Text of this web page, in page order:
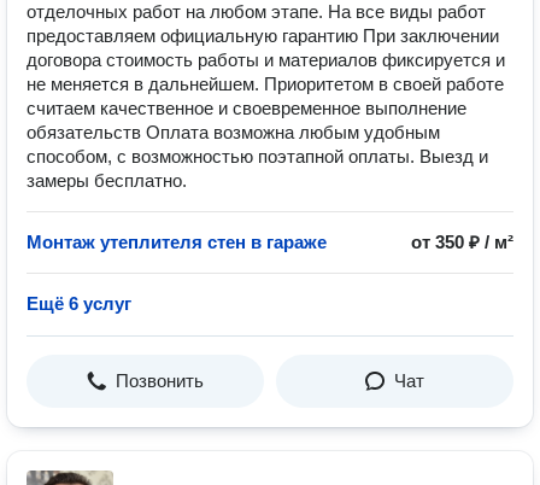
отделочных работ на любом этапе. На все виды работ
предоставляем официальную гарантию При заключении
договора стоимость работы и материалов фиксируется и
не меняется в дальнейшем. Приоритетом в своей работе
считаем качественное и своевременное выполнение
обязательств Оплата возможна любым удобным
способом, с возможностью поэтапной оплаты. Выезд и
замеры бесплатно.
Монтаж утеплителя стен в гараже от 350 ₽ / м²
Ещё 6 услуг
Позвонить Чат